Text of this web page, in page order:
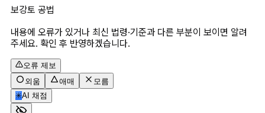
보강토 공법
내용에 오류가 있거나 최신 법령·기준과 다른 부분이 보이면 알려
주세요. 확인 후 반영하겠습니다.
오류 제보
외움
애매
모름
✳AI 채점